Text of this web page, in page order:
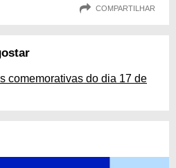
COMPARTILHAR
comemorativas do dia 17 de